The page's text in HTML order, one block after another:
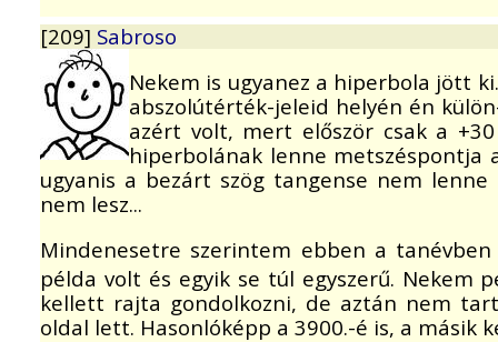
[209] Sabroso
Nekem is ugyanez a hiperbola jött
abszolútérték-jeleid helyén én
azért volt, mert először csak a
hiperbolának lenne metszéspontja
ugyanis a bezárt szög tangense nem
nem lesz...
Mindenesetre szerintem ebben a
példa volt és egyik se túl egyszerű. Nekem
kellett rajta gondolkozni, de aztán nem
oldal lett. Hasonlóképp a 3900.-é is, a másik